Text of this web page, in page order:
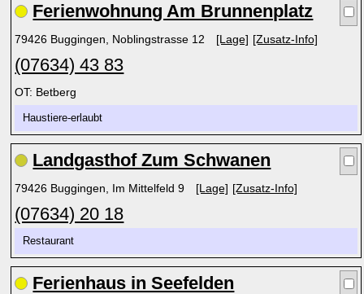
Ferienwohnung Am Brunnenplatz
79426 Buggingen, Noblingstrasse 12 [Lage] [Zusatz-Info]
(07634) 43 83
OT: Betberg
Haustiere-erlaubt
Landgasthof Zum Schwanen
79426 Buggingen, Im Mittelfeld 9 [Lage] [Zusatz-Info]
(07634) 20 18
Restaurant
Ferienhaus in Seefelden